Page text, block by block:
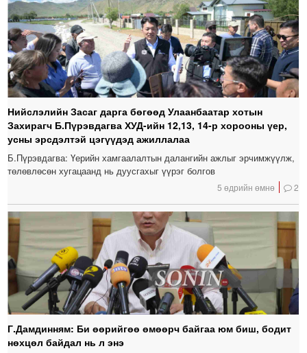
Нийслэлийн Засаг дарга бөгөөд Улаанбаатар хотын
Захирагч Б.Пүрэвдагва ХУД-ийн 12,13, 14-р хорооны үер,
усны эрсдэлтэй цэгүүдэд ажиллалаа
Б.Пүрэвдагва: Үерийн хамгаалалтын далангийн ажлыг эрчимжүүлж,
төлөвлөсөн хугацаанд нь дуусгахыг үүрэг болгов
5 өдрийн өмнө 2
Г.Дамдинням: Би өөрийгөө өмөөрч байгаа юм биш, бодит
нөхцөл байдал нь л энэ